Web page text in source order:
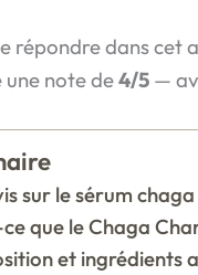
répondre dans
une note de4/5—
sur le sérum
ce que le Chaga
et ingrédients